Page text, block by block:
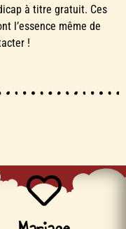
à titre gratuit. Ces
l’essence même de
!